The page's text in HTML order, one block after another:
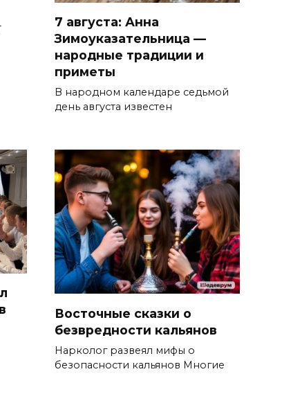
7 августа: Анна
Зимоуказательница —
народные традиции и
приметы
В народном календаре седьмой
день августа известен
Восточные сказки о
безвредности кальянов
Нарколог развеял мифы о
безопасности кальянов Многие